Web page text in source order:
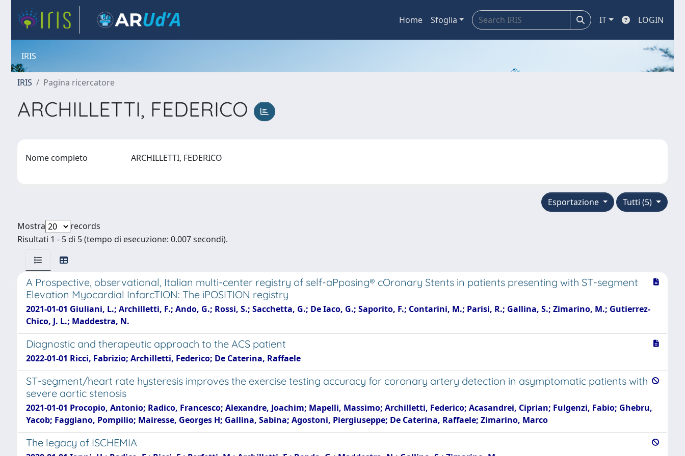
Home Sfoglia IT LOGIN
IRIS
IRIS Pagina ricercatore
ARCHILLETTI, FEDERICO
Nome completo ARCHILLETTI, FEDERICO
Tutti (5)
Esportazione
Mostra
records
Risultati 1 - 5 di 5 (tempo di esecuzione: 0.007 secondi).
A Prospective, observational, Italian multi-center registry of self-aPposing® cOronary Stents in patients presenting with ST-segment
Elevation Myocardial InfarcTION: The iPOSITION registry
2021-01-01 Giuliani, L.; Archilletti, F.; Ando, G.; Rossi, S.; Sacchetta, G.; De Iaco, G.; Saporito, F.; Contarini, M.; Parisi, R.; Gallina, S.; Zimarino, M.; Gutierrez-
Chico, J. L.; Maddestra, N.
Diagnostic and therapeutic approach to the ACS patient
2022-01-01 Ricci, Fabrizio; Archilletti, Federico; De Caterina, Raffaele
ST-segment/heart rate hysteresis improves the exercise testing accuracy for coronary artery detection in asymptomatic patients with
severe aortic stenosis
2021-01-01 Procopio, Antonio; Radico, Francesco; Alexandre, Joachim; Mapelli, Massimo; Archilletti, Federico; Acasandrei, Ciprian; Fulgenzi, Fabio; Ghebru,
Yacob; Faggiano, Pompilio; Mairesse, Georges H; Gallina, Sabina; Agostoni, Piergiuseppe; De Caterina, Raffaele; Zimarino, Marco
The legacy of ISCHEMIA